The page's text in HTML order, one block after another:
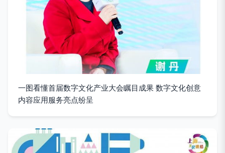
一图看懂首届数字文化产业大会瞩目成果 数字文化创意
内容应用服务亮点纷呈